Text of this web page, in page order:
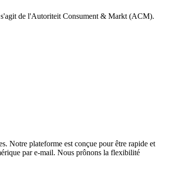
s'agit de l'Autoriteit Consument & Markt (ACM).
Notre plateforme est conçue pour être rapide et
par e-mail. Nous prônons la flexibilité